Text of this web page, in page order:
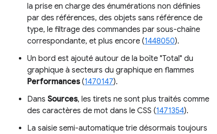
la prise en charge des énumérations non définies
par des références, des objets sans référence de
type, le filtrage des commandes par sous-chaîne
correspondante, et plus encore (1448050).
Un bord est ajouté autour de la boîte "Total" du
graphique à secteurs du graphique en flammes
Performances(1470147).
Dans Sources, les tirets ne sont plus traités comme
des caractères de mot dans le CSS (1471354).
La saisie semi-automatique trie désormais toujours